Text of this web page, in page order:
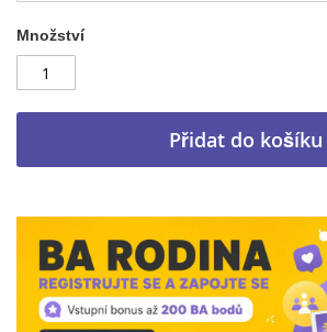
Množství
Přidat do košíku